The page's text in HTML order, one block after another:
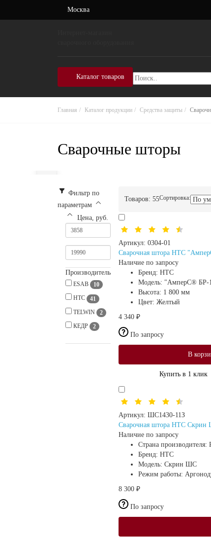
Москва
Каталог товаров
Главная Каталог продукции Средства защиты
Сварочные шторы
Фильтр по
параметрам
Цена, руб.
Производитель
ESAB
10
HTC
41
TELWIN
2
КЕДР
2
Товаров: 55Сортировка:
Артикул: 0304-01
Сварочная штора HTC
Наличие по запросу
Бренд: HTC
Модель: "АмперС® БР-
Высота: 1 800 мм
Цвет: Желтый
4 340 ₽
По запросу
В
Купить в 1 клик
Артикул: ШС1430-11З
Сварочная штора HTC Скрин
Наличие по запросу
Страна производителя:
Бренд: HTC
Модель: Скрин ШС
Режим работы:
8 300 ₽
По запросу